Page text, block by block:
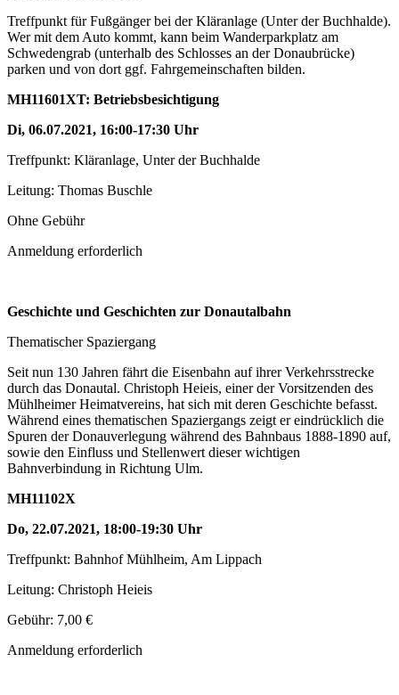
Treffpunkt für Fußgänger bei der Kläranlage (Unter der Buchhalde).
Wer mit dem Auto kommt, kann beim Wanderparkplatz am
Schwedengrab (unterhalb des Schlosses an der Donaubrücke)
parken und von dort ggf. Fahrgemeinschaften bilden.
MH11601XT: Betriebsbesichtigung
Di, 06.07.2021, 16:00-17:30 Uhr
Treffpunkt: Kläranlage, Unter der Buchhalde
Leitung: Thomas Buschle
Ohne Gebühr
Anmeldung erforderlich
Geschichte und Geschichten zur Donautalbahn
Thematischer Spaziergang
Seit nun 130 Jahren fährt die Eisenbahn auf ihrer Verkehrsstrecke
durch das Donautal. Christoph Heieis, einer der Vorsitzenden des
Mühlheimer Heimatvereins, hat sich mit deren Geschichte befasst.
Während eines thematischen Spaziergangs zeigt er eindrücklich die
Spuren der Donauverlegung während des Bahnbaus 1888-1890 auf,
sowie den Einfluss und Stellenwert dieser wichtigen
Bahnverbindung in Richtung Ulm.
MH11102X
Do, 22.07.2021, 18:00-19:30 Uhr
Treffpunkt: Bahnhof Mühlheim, Am Lippach
Leitung: Christoph Heieis
Gebühr: 7,00 €
Anmeldung erforderlich